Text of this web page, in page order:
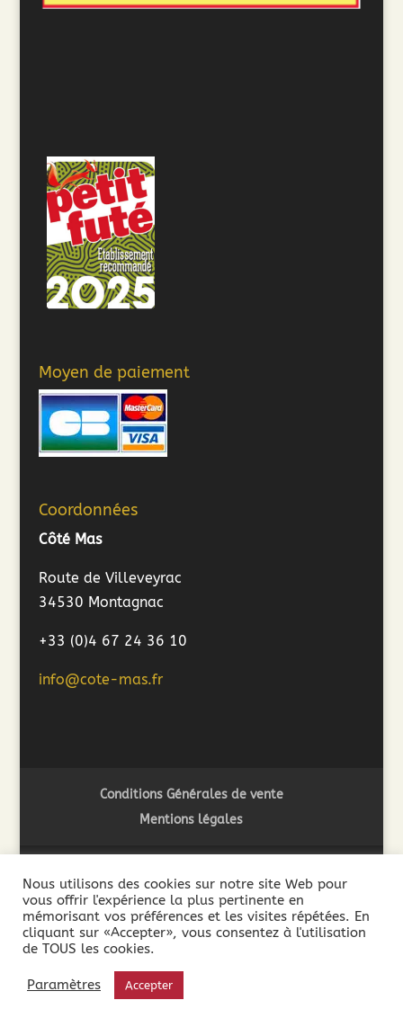
Moyen de paiement
Coordonnées
Côté Mas
Route de Villeveyrac
34530 Montagnac
+33 (0)4 67 24 36 10
info@cote-mas.fr
Conditions Générales de vente
Mentions légales
2018 ©Côté Mas - L'abus d'alcool est dangereux pour la
santé. A consommer avec modération - La vente de boissons
alcooliques est interdite aux mineurs de moins de 18 ans. La
preuve de la majorité de l’acheteur est exigée au moment de
la vente en ligne.
Nous utilisons des cookies sur notre site Web pour
vous offrir l'expérience la plus pertinente en
mémorisant vos préférences et les visites répétées. En
cliquant sur «Accepter», vous consentez à l'utilisation
de TOUS les cookies.
Paramètres Accepter